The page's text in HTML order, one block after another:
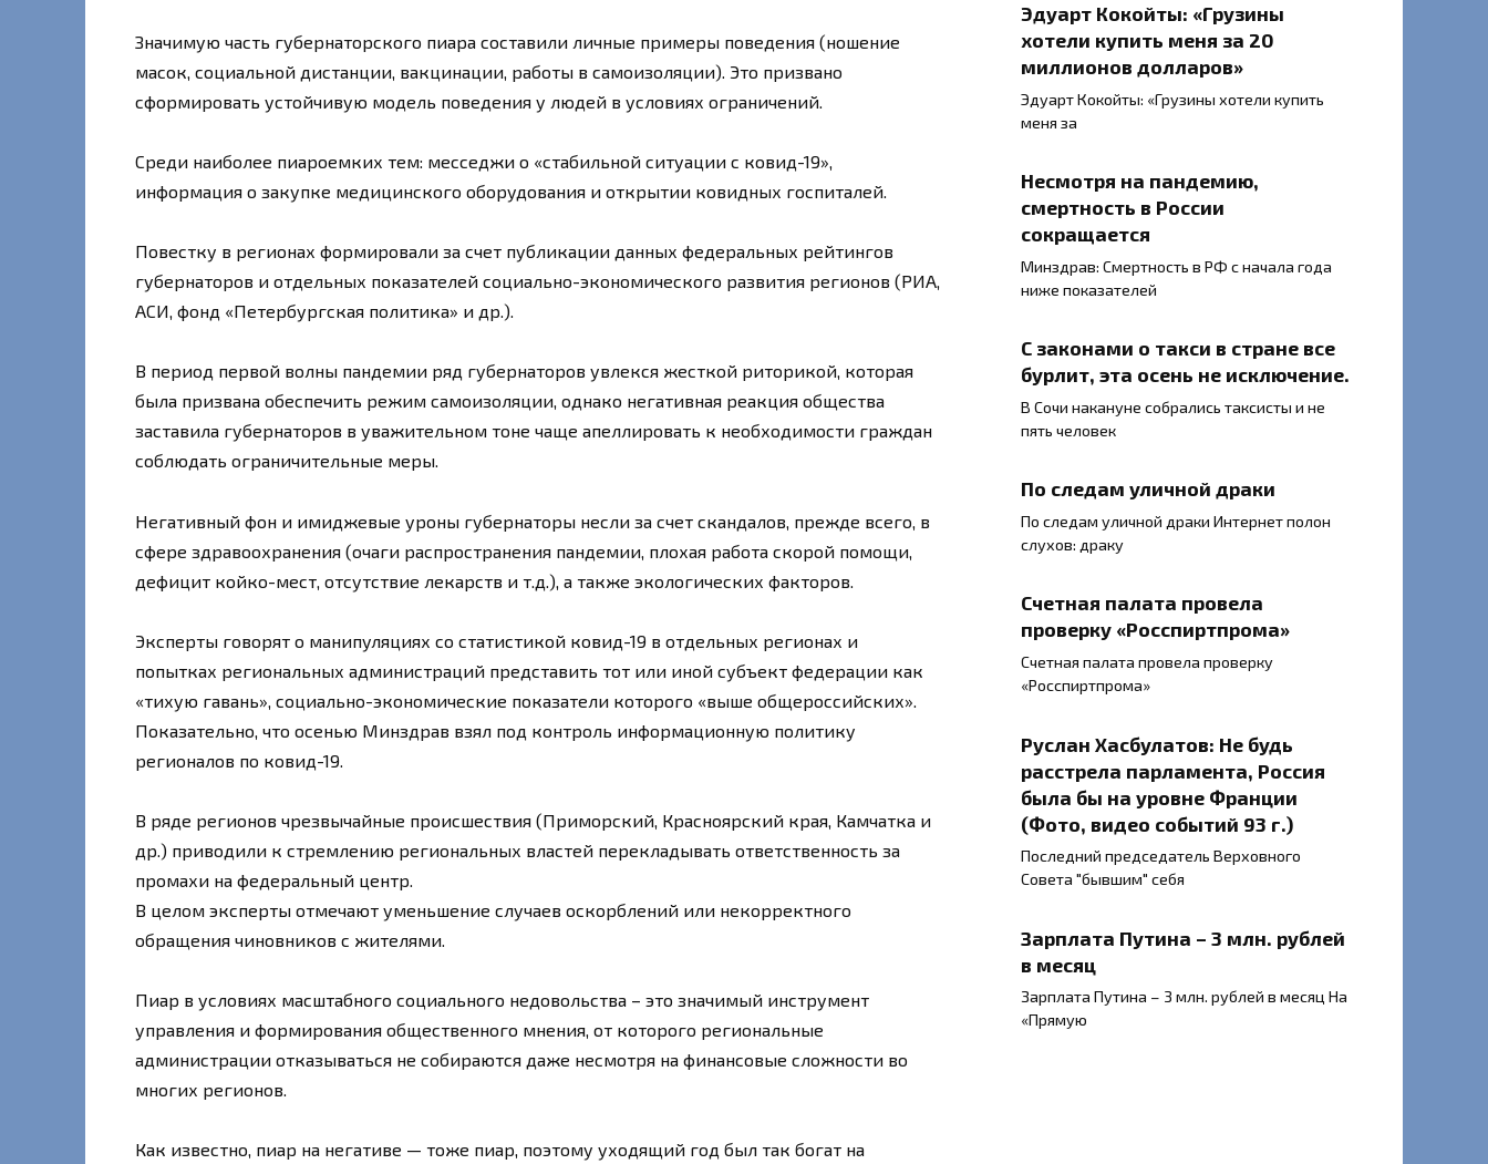
Значимую часть губернаторского пиара составили личные примеры поведения (ношение
масок, социальной дистанции, вакцинации, работы в самоизоляции). Это призвано
сформировать устойчивую модель поведения у людей в условиях ограничений.
Среди наиболее пиароемких тем: месседжи о «стабильной ситуации с ковид-19»,
информация о закупке медицинского оборудования и открытии ковидных госпиталей.
Повестку в регионах формировали за счет публикации данных федеральных рейтингов
губернаторов и отдельных показателей социально-экономического развития регионов (РИА,
АСИ, фонд «Петербургская политика» и др.).
В период первой волны пандемии ряд губернаторов увлекся жесткой риторикой, которая
была призвана обеспечить режим самоизоляции, однако негативная реакция общества
заставила губернаторов в уважительном тоне чаще апеллировать к необходимости граждан
соблюдать ограничительные меры.
Негативный фон и имиджевые уроны губернаторы несли за счет скандалов, прежде всего, в
сфере здравоохранения (очаги распространения пандемии, плохая работа скорой помощи,
дефицит койко-мест, отсутствие лекарств и т.д.), а также экологических факторов.
Эксперты говорят о манипуляциях со статистикой ковид-19 в отдельных регионах и
попытках региональных администраций представить тот или иной субъект федерации как
«тихую гавань», социально-экономические показатели которого «выше общероссийских».
Показательно, что осенью Минздрав взял под контроль информационную политику
регионалов по ковид-19.
В ряде регионов чрезвычайные происшествия (Приморский, Красноярский края, Камчатка и
др.) приводили к стремлению региональных властей перекладывать ответственность за
промахи на федеральный центр.
В целом эксперты отмечают уменьшение случаев оскорблений или некорректного
обращения чиновников с жителями.
Пиар в условиях масштабного социального недовольства – это значимый инструмент
управления и формирования общественного мнения, от которого региональные
администрации отказываться не собираются даже несмотря на финансовые сложности во
многих регионов.
Как известно, пиар на негативе — тоже пиар, поэтому уходящий год был так богат на
Эдуарт Кокойты: «Грузины
хотели купить меня за 20
миллионов долларов»
Эдуарт Кокойты: «Грузины хотели купить
меня за
Несмотря на пандемию,
смертность в России
сокращается
Минздрав: Смертность в РФ с начала года
ниже показателей
С законами о такси в стране все
бурлит, эта осень не исключение.
В Сочи накануне собрались таксисты и не
пять человек
По следам уличной драки
По следам уличной драки Интернет полон
слухов: драку
Счетная палата провела
проверку «Росспиртпрома»
Счетная палата провела проверку
«Росспиртпрома»
Руслан Хасбулатов: Не будь
расстрела парламента, Россия
была бы на уровне Франции
(Фото, видео событий 93 г.)
Последний председатель Верховного
Совета "бывшим" себя
Зарплата Путина – 3 млн. рублей
в месяц
Зарплата Путина – 3 млн. рублей в месяц На
«Прямую